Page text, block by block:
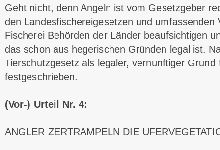
Geht nicht, denn Angeln ist vom Gesetzgeber
den Landesfischereigesetzen und umfassenden
Fischerei Behörden der Länder beaufsichtigen
das schon aus hegerischen Gründen legal ist.
Tierschutzgesetz als legaler, vernünftiger Grund
festgeschrieben.
(Vor-) Urteil Nr. 4:
ANGLER ZERTRAMPELN DIE